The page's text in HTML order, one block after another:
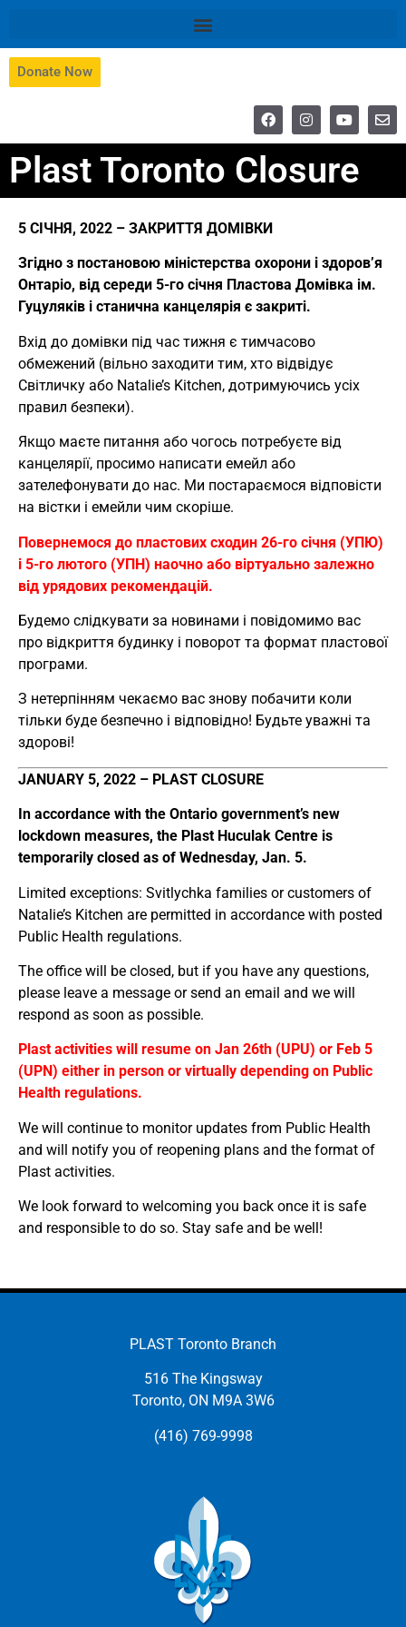
Donate Now
Plast Toronto Closure
5 СІЧНЯ, 2022 – ЗАКРИТТЯ ДОМІВКИ
Згідно з постановою міністерства охорони і здоров’я
Онтаріо, від середи 5-го січня Пластова Домівка ім.
Гуцуляків і станична канцелярія є закриті.
Вхід до домівки під час тижня є тимчасово
обмежений (вільно заходити тим, хто відвідує
Світличку або Natalie’s Kitchen, дотримуючись усіх
правил безпеки).
Якщо маєте питання або чогось потребуєте від
канцелярії, просимо написати емейл або
зателефонувати до нас. Ми постараємося відповісти
на вістки і емейли чим скоріше.
Повернемося до пластових сходин 26-го січня (УПЮ)
і 5-го лютого (УПН) наочно або віртуально залежно
від урядових рекомендацій.
Будемо слідкувати за новинами і повідомимо вас
про відкриття будинку і поворот та формат пластової
програми.
З нетерпінням чекаємо вас знову побачити коли
тільки буде безпечно і відповідно! Будьте уважні та
здорові!
JANUARY 5, 2022 – PLAST CLOSURE
In accordance with the Ontario government’s new
lockdown measures, the Plast Huculak Centre іs
temporarily closed as of Wednesday, Jan. 5.
Limited exceptions: Svitlychka families or customers of
Natalie’s Kitchen are permitted in accordance with posted
Public Health regulations.
The office will be closed, but if you have any questions,
please leave a message or send an email and we will
respond as soon as possible.
Plast activities will resume on Jan 26th (UPU) or Feb 5
(UPN) either in person or virtually depending on Public
Health regulations.
We will continue to monitor updates from Public Health
and will notify you of reopening plans and the format of
Plast activities.
We look forward to welcoming you back once it is safe
and responsible to do so. Stay safe and be well!
PLAST Toronto Branch
516 The Kingsway
Toronto, ON M9A 3W6
(416) 769-9998